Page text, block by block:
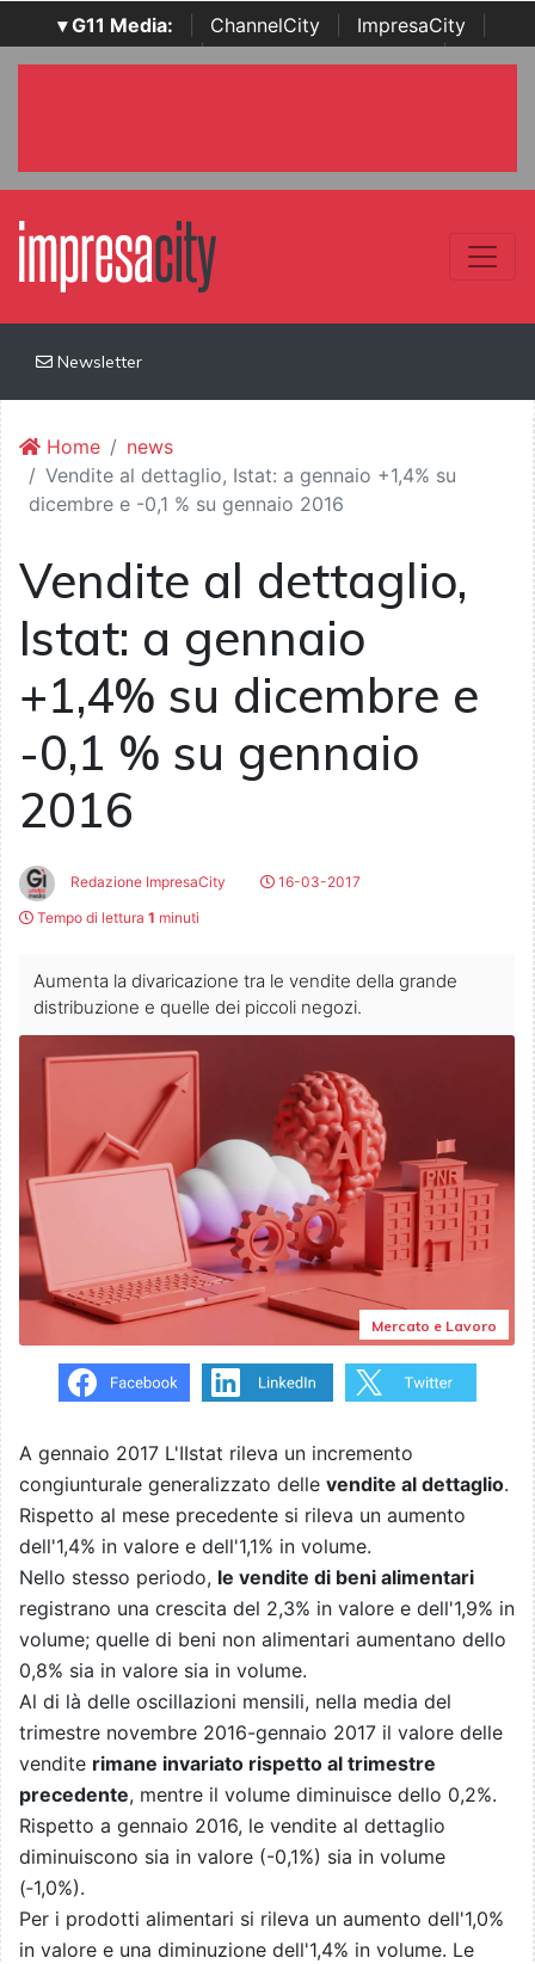
▾ G11 Media: ChannelCity ImpresaCity
SecurityOpenLab | Italian Channel Awards | Italian
Newsletter
Home
news
Vendite al dettaglio, Istat: a gennaio +1,4% su
dicembre e -0,1 % su gennaio 2016
Vendite al dettaglio,
Istat: a gennaio
+1,4% su dicembre e
-0,1 % su gennaio
2016
Redazione ImpresaCity
16-03-2017
Tempo di lettura 1 minuti
Aumenta la divaricazione tra le vendite della grande
distribuzione e quelle dei piccoli negozi.
Mercato e Lavoro
A gennaio 2017 L'IIstat rileva un incremento
congiunturale generalizzato delle vendite al dettaglio.
Rispetto al mese precedente si rileva un aumento
dell'1,4% in valore e dell'1,1% in volume.
Nello stesso periodo, le vendite di beni alimentari
registrano una crescita del 2,3% in valore e dell'1,9% in
volume; quelle di beni non alimentari aumentano dello
0,8% sia in valore sia in volume.
Al di là delle oscillazioni mensili, nella media del
trimestre novembre 2016-gennaio 2017 il valore delle
vendite rimane invariato rispetto al trimestre
precedente, mentre il volume diminuisce dello 0,2%.
Rispetto a gennaio 2016, le vendite al dettaglio
diminuiscono sia in valore (-0,1%) sia in volume
(‑1,0%).
Per i prodotti alimentari si rileva un aumento dell'1,0%
in valore e una diminuzione dell'1,4% in volume. Le